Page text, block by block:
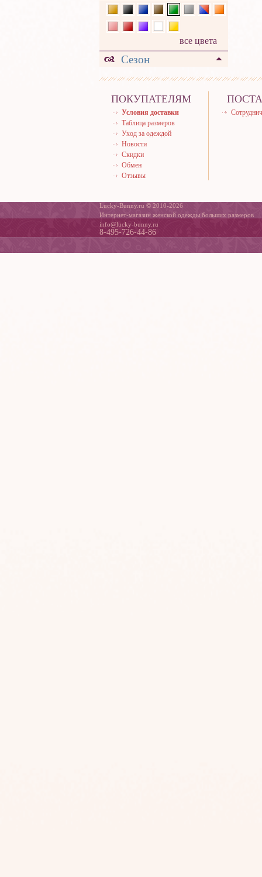
все цвета
Сезон
ПОКУПАТЕЛЯМ
Условия доставки
Таблица размеров
Уход за одеждой
Новости
Скидки
Обмен
Отзывы
Lucky-Bunny.ru © 2010-2026
Интернет-магазин женской одежды больших размеров
info@lucky-bunny.ru
8-495-726-44-86